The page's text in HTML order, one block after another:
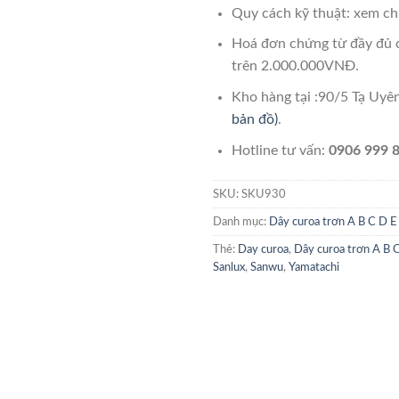
Quy cách kỹ thuật: xem
Hoá đơn chứng từ đầy đủ
trên 2.000.000VNĐ.
Kho hàng tại :90/5 Tạ
bản đồ).
Hotline tư vấn: 0906 999
SKU: SKU930
Danh mục: Dây curoa trơn A B C D E
Thẻ: Day curoa,
Dây curoa trơn A B
Sanlux, Sanwu, Yamatachi